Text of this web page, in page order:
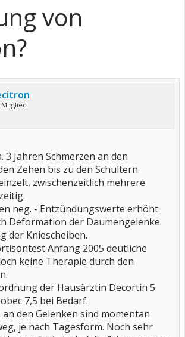
von
Mitglied
3 Jahren Schmerzen an den
Zehen bis zu den Schultern.
zwischenzeitlich mehrere
neg. - Entzündungswerte erhöht.
Deformation der Daumengelenke
der Kniescheiben.
Anfang 2005 deutliche
keine Therapie durch den
der Hausärztin Decortin 5
7,5 bei Bedarf.
an den Gelenken sind momentan
je nach Tagesform. Noch sehr